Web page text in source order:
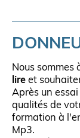
Nous sommes
lire et
Après un
qualités de
formation à
Mp3.